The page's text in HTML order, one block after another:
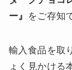
ー』
をご存知
輸入食品を取
ょく見かける